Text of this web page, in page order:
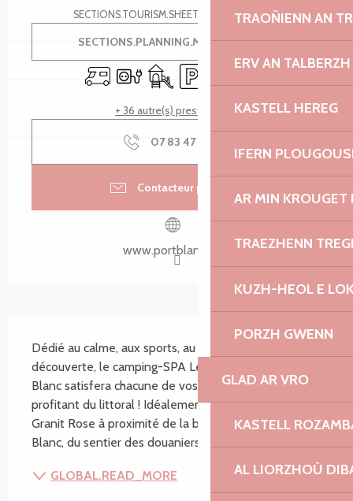
TRAOÑIENN AN
ERV AN TALBERZH
KASTELL HEREG
IFERN
AR MIN KROUGET
TRAEZHENN
KUZH-HEOL E
PORZH GWENN
GLAD AR VRO
KASTELL
AL LIORZHOÙ
SECTIONS.TOURISM.SHEET.PERIODS.DETAILS
SECTIONS.PLANNING.MENU.ORDER
Accueil camping car
Branchements électriques
Jeux pour enfants / Espace jeux
Parking PiscineSalle de réunion
+ 36 autre(s) prestation(s)
07 83 47 53
Contacteur par email
www.portblanc.com
Dédié au calme, aux sports, au bien-être et à la
découverte, le camping-SPA Les Hauts de Port-
Blanc satisfera chacune de vos envies tout en
profitant du littoral ! Idéalement situé sur la Côte de
Granit Rose à proximité de la base nautique de Port-
Blanc, du sentier des douaniers, de la réserve...
GLOBAL.READ_MORE